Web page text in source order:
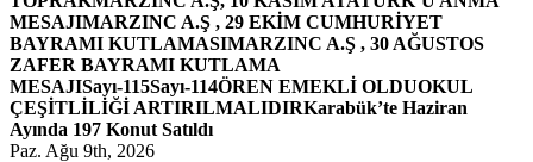
MESAJIMARZINC A.Ş , 29 EKİM CUMHURİYET
BAYRAMI KUTLAMASIMARZINC A.Ş , 30 AĞUSTOS
ZAFER BAYRAMI KUTLAMA
MESAJISayı-115Sayı-114ÖREN EMEKLİ OLDUOKUL
ÇEŞİTLİLİĞİ ARTIRILMALIDIRKarabük’te Haziran
Ayında 197 Konut Satıldı
Paz. Ağu 9th, 2026